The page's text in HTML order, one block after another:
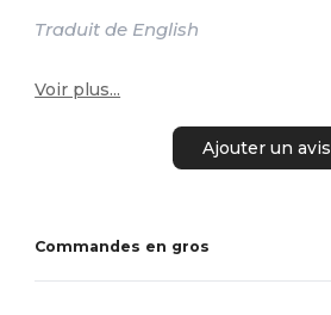
Traduit de English
Voir plus...
Ajouter un avis
Commandes en gros